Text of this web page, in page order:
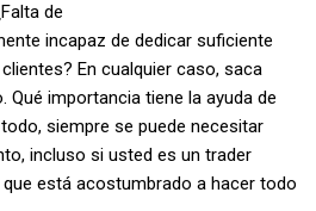
de
incapaz de dedicar suficiente
En cualquier caso, saca
importancia tiene la ayuda de
siempre se puede necesitar
incluso si usted es un trader
está acostumbrado a hacer todo